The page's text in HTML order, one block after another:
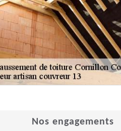
Nos engagements